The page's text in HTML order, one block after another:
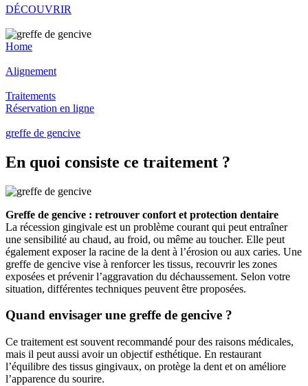
Home
Alignement
Traitements
Réservation en ligne
greffe de gencive
En quoi consiste ce traitement ?
Greffe de gencive : retrouver confort et protection dentaire
La récession gingivale est un problème courant qui peut entraîner
une sensibilité au chaud, au froid, ou même au toucher. Elle peut
également exposer la racine de la dent à l’érosion ou aux caries. Une
greffe de gencive vise à renforcer les tissus, recouvrir les zones
exposées et prévenir l’aggravation du déchaussement. Selon votre
situation, différentes techniques peuvent être proposées.
Quand envisager une greffe de gencive ?
Ce traitement est souvent recommandé pour des raisons médicales,
mais il peut aussi avoir un objectif esthétique. En restaurant
l’équilibre des tissus gingivaux, on protège la dent et on améliore
l’apparence du sourire.